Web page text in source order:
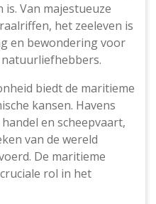
is. Van majestueuze
het zeeleven is
en bewondering voor
biedt de maritieme
kansen. Havens
en scheepvaart,
van de wereld
De maritieme
rol in het